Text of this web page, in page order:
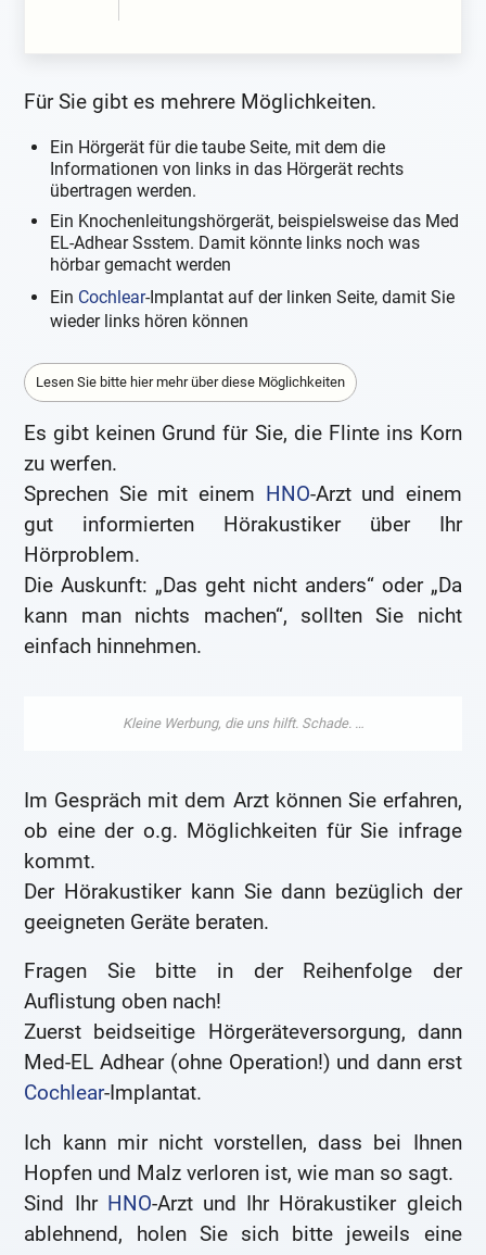
Für Sie gibt es mehrere Möglichkeiten.
Ein Hörgerät für die taube Seite, mit dem die
Informationen von links in das Hörgerät rechts
übertragen werden.
Ein Knochenleitungshörgerät, beispielsweise das Med
EL-Adhear Ssstem. Damit könnte links noch was
hörbar gemacht werden
Ein Cochlear-Implantat auf der linken Seite, damit Sie
wieder links hören können
Lesen Sie bitte hier mehr über diese Möglichkeiten
Es gibt keinen Grund für Sie, die Flinte ins Korn
zu werfen.
Sprechen Sie mit einem HNO-Arzt und einem
gut informierten Hörakustiker über Ihr
Hörproblem.
Die Auskunft: „Das geht nicht anders“ oder „Da
kann man nichts machen“, sollten Sie nicht
einfach hinnehmen.
Im Gespräch mit dem Arzt können Sie erfahren,
ob eine der o.g. Möglichkeiten für Sie infrage
kommt.
Der Hörakustiker kann Sie dann bezüglich der
geeigneten Geräte beraten.
Fragen Sie bitte in der Reihenfolge der
Auflistung oben nach!
Zuerst beidseitige Hörgeräteversorgung, dann
Med-EL Adhear (ohne Operation!) und dann erst
Cochlear-Implantat.
Ich kann mir nicht vorstellen, dass bei Ihnen
Hopfen und Malz verloren ist, wie man so sagt.
Sind Ihr HNO-Arzt und Ihr Hörakustiker gleich
ablehnend, holen Sie sich bitte jeweils eine